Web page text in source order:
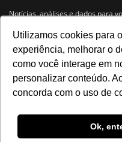
Utilizamos cookies para
experiência, melhorar o
como você interage em
personalizar conteúdo.
concorda com o uso de
Ok,
Notícias, análises e dados para
Navegue no site
Últimas notícias Quem
Política de privacidade